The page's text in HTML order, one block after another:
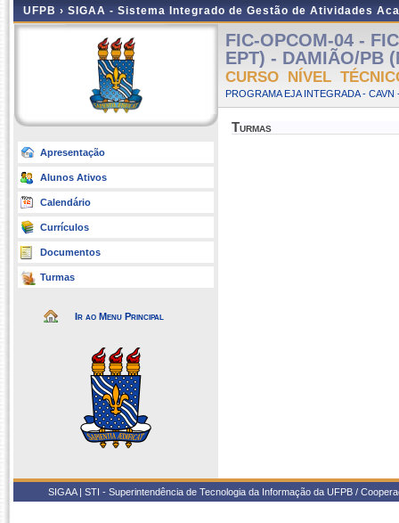
UFPB › SIGAA - Sistema Integrado de Gestão de Atividades
Apresentação
Alunos Ativos
Calendário
Currículos
Documentos
Turmas
Ir ao Menu Principal
FIC-OPCOM-04 -
EPT) - DAMIÃO/PB
CURSO NÍVEL
PROGRAMA EJA INTEGRADA - CAVN
Turmas
SIGAA | STI - Superintendência de Tecnologia da Informação da UFPB /